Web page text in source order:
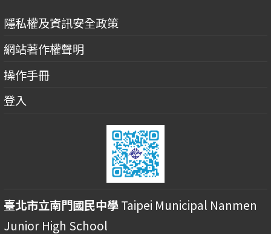
隱私權及資訊安全政策
網站著作權聲明
操作手冊
登入
臺北市立南門國民中學Taipei Municipal Nanmen
Junior High School